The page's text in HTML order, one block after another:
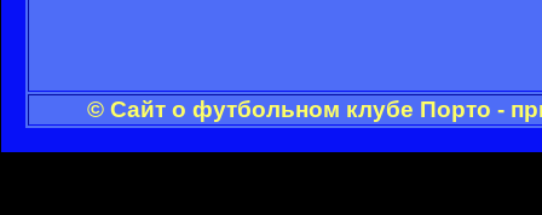
© Сайт о футбольном клубе Порто -